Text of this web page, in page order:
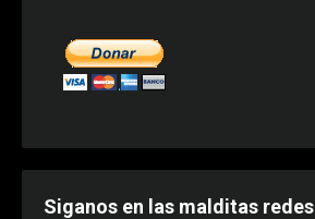
Siganos en las malditas redes